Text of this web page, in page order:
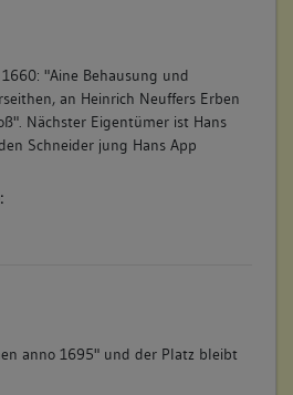
"Aine Behausung und
an Heinrich Neuffers Erben
Nächster Eigentümer ist Hans
Schneider jung Hans App
anno 1695" und der Platz bleibt